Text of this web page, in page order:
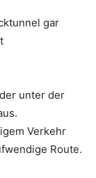
gar
unter der
Verkehr
Route.